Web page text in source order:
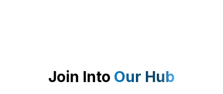
Join Into Our Hub